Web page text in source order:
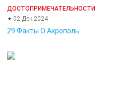
ДОСТОПРИМЕЧАТЕЛЬНОСТИ
02 Дек 2024
29 Факты О Акрополь